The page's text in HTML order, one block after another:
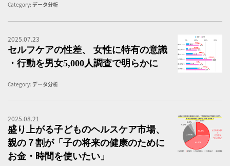
Category: データ分析
2025.07.23
セルフケアの性差、 女性に特有の意識
・行動を男女5,000人調査で明らかに
Category: データ分析
2025.08.21
盛り上がる子どものヘルスケア市場、
親の７割が「子の将来の健康のために
お金・時間を使いたい」